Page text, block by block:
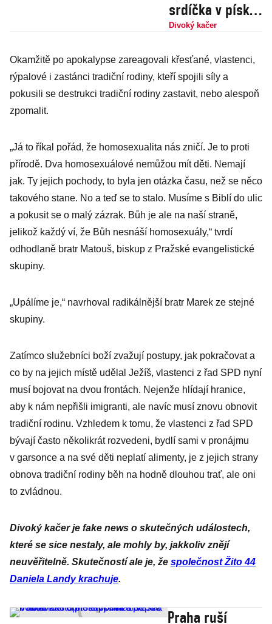
srdíčka v písku
na pláži bude
Instagram
pokuty. Hrozí i
Divoký kačer
Okamžitě po apokalypse zareagovali křesťané, vlastenci,
rýpalové i zastánci tradiční rodiny, kteří spojili síly a
pokusili se destrukci tradiční rodiny zastavit, nebo alespoň
zpomalit.
„Já to říkal pořád, že homosexualita nás zničí. Je to proti
přírodě. Dva homosexuálové nemůžou mít děti. Nemají
jak. Ty jejich pochody, to byla jen otázka času, než se něco
takového stane. No a teď se to stalo. Musíme s Biblí do ulic
a pokusit se o malý zázrak. Bůh je ale na naší straně,
jelikož každý ví, že Bůh nesnáší homosexuály,“ tvrdí
odhodlaně bratr Matouš, biskup z Pražské evangelistické
skupiny.
„Upálíme je,“ navrhoval radikálnější bratr Marek ze stejné
skupiny.
Zatímco služebníci boží zvažují postupy, jak pokračovat a
co by na jejich místě udělal Ježíš, vlastenci z řad SPD nyní
musí bojovat na dvou frontách. Nejenže hlídají hranice,
aby k nám nepřišli imigranti, ale navíc musí znovu obnovit
tradiční rodinu. Vzhledem k tomu, že vlastenci z řad SPD
bývají často několikrát rozvedeni, bydlí sami v pronájmu
v garsonce a na své děti neplatí alimenty, je z jejich strany
obnova tradiční rodiny běh na hodně dlouhou trať, ale oni
to zvládnou.
Divoký kačer je fake news o skutečných událostech,
které se sice nestaly, ale mohly by, jakkoliv znějí
neuvěřitelně. Skutečností ale je, že společnost Žito 44
Daniela Landy krachuje.
Praha ruší